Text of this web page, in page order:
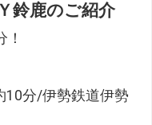
鈴鹿のご紹介
10分/伊勢鉄道伊勢